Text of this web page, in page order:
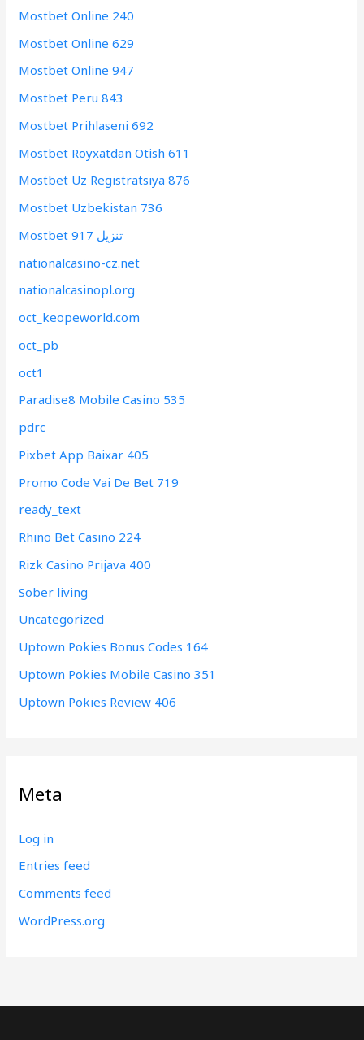
Mostbet Online 240
Mostbet Online 629
Mostbet Online 947
Mostbet Peru 843
Mostbet Prihlaseni 692
Mostbet Royxatdan Otish 611
Mostbet Uz Registratsiya 876
Mostbet Uzbekistan 736
Mostbet تنزيل 917
nationalcasino-cz.net
nationalcasinopl.org
oct_keopeworld.com
oct_pb
oct1
Paradise8 Mobile Casino 535
pdrc
Pixbet App Baixar 405
Promo Code Vai De Bet 719
ready_text
Rhino Bet Casino 224
Rizk Casino Prijava 400
Sober living
Uncategorized
Uptown Pokies Bonus Codes 164
Uptown Pokies Mobile Casino 351
Uptown Pokies Review 406
Meta
Log in
Entries feed
Comments feed
WordPress.org